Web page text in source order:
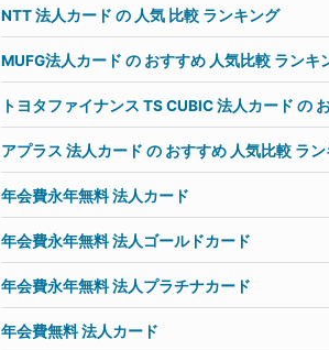
NTT 法人カード の 人気 比較 ランキング
MUFG法人カード の おすすめ 人気比較 ランキ
トヨタファイナンス TS CUBIC 法人カード の
アプラス 法人カード の おすすめ 人気比較 ラ
年会費永年無料 法人カード
年会費永年無料 法人ゴールドカード
年会費永年無料 法人プラチナカード
年会費無料 法人カード